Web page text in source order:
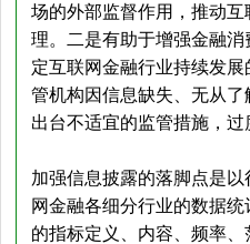
场的外部监督作用，推动
理。二是有助于增强金融
定互联网金融行业持续发
管机构因信息缺失、无从
出台不适宜的监管措施，过
加强信息披露的落脚点是
网金融各细分行业的数据
的指标定义、内容、频率